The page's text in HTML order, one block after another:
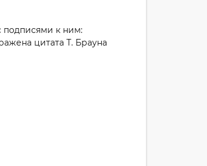
подписями к ним:
цитата Т. Брауна